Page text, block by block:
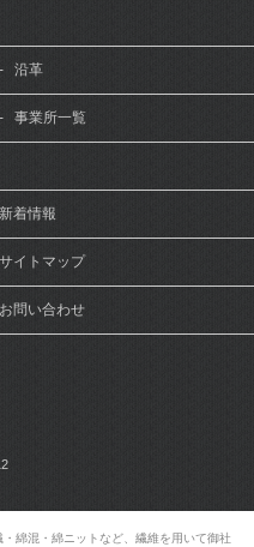
- 沿革
- 事業所一覧
新着情報
サイトマップ
お問い合わせ
綿混・綿ニットなど、繊維を用いて御社